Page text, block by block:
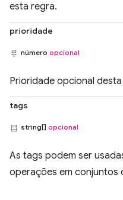
esta regra.
prioridade
número opcional
Prioridade opcional
tags
string[] opcional
As tags podem ser
operações em conjuntos